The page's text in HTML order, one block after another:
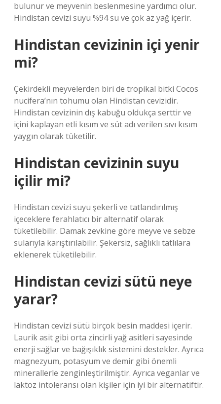
bulunur ve meyvenin beslenmesine yardımcı olur.
Hindistan cevizi suyu %94 su ve çok az yağ içerir.
Hindistan cevizinin içi yenir
mi?
Çekirdekli meyvelerden biri de tropikal bitki Cocos
nucifera’nın tohumu olan Hindistan cevizidir.
Hindistan cevizinin dış kabuğu oldukça serttir ve
içini kaplayan etli kısım ve süt adı verilen sıvı kısım
yaygın olarak tüketilir.
Hindistan cevizinin suyu
içilir mi?
Hindistan cevizi suyu şekerli ve tatlandırılmış
içeceklere ferahlatıcı bir alternatif olarak
tüketilebilir. Damak zevkine göre meyve ve sebze
sularıyla karıştırılabilir. Şekersiz, sağlıklı tatlılara
eklenerek tüketilebilir.
Hindistan cevizi sütü neye
yarar?
Hindistan cevizi sütü birçok besin maddesi içerir.
Laurik asit gibi orta zincirli yağ asitleri sayesinde
enerji sağlar ve bağışıklık sistemini destekler. Ayrıca
magnezyum, potasyum ve demir gibi önemli
minerallerle zenginleştirilmiştir. Ayrıca veganlar ve
laktoz intoleransı olan kişiler için iyi bir alternatiftir.